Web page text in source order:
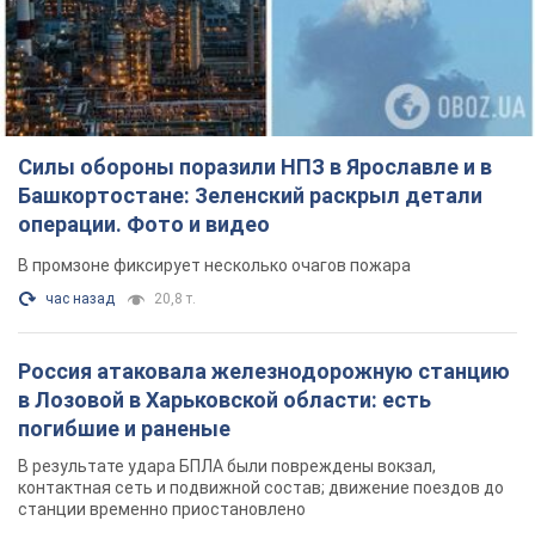
Силы обороны поразили НПЗ в Ярославле и в
Башкортостане: Зеленский раскрыл детали
операции. Фото и видео
В промзоне фиксирует несколько очагов пожара
час назад 20,8 т.
Россия атаковала железнодорожную станцию
в Лозовой в Харьковской области: есть
погибшие и раненые
В результате удара БПЛА были повреждены вокзал,
контактная сеть и подвижной состав; движение поездов до
станции временно приостановлено